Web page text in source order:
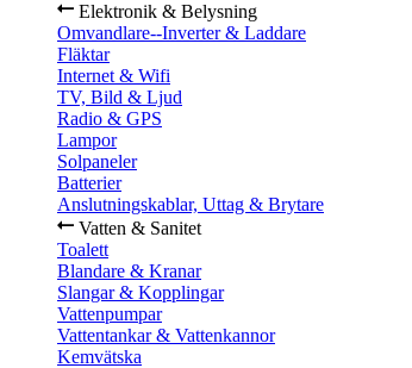
Elektronik & Belysning
Omvandlare--Inverter & Laddare
Fläktar
Internet & Wifi
TV, Bild & Ljud
Radio & GPS
Lampor
Solpaneler
Batterier
Anslutningskablar, Uttag & Brytare
Vatten & Sanitet
Toalett
Blandare & Kranar
Slangar & Kopplingar
Vattenpumpar
Vattentankar & Vattenkannor
Kemvätska